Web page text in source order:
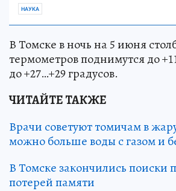
НАУКА
В Томске в ночь на 5 июня
термометров поднимутся до
до +27…+29 градусов.
ЧИТАЙТЕ ТАКЖЕ
Врачи советуют томичам в
можно больше воды с газом и
В Томске закончились поиски
потерей памяти